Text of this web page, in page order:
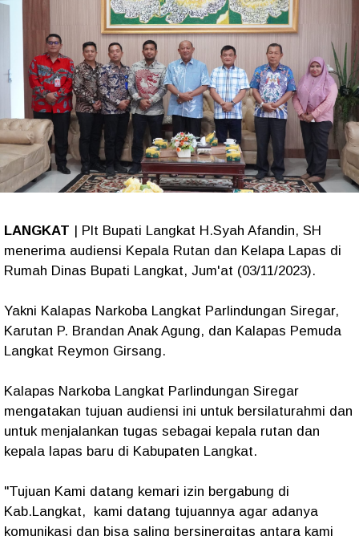
LANGKAT | Plt Bupati Langkat H.Syah Afandin, SH
menerima audiensi Kepala Rutan dan Kelapa Lapas di
Rumah Dinas Bupati Langkat, Jum'at (03/11/2023).
Yakni Kalapas Narkoba Langkat Parlindungan Siregar,
Karutan P. Brandan Anak Agung, dan Kalapas Pemuda
Langkat Reymon Girsang.
Kalapas Narkoba Langkat Parlindungan Siregar
mengatakan tujuan audiensi ini untuk bersilaturahmi dan
untuk menjalankan tugas sebagai kepala rutan dan
kepala lapas baru di Kabupaten Langkat.
"Tujuan Kami datang kemari izin bergabung di
Kab.Langkat, kami datang tujuannya agar adanya
komunikasi dan bisa saling bersinergitas antara kami